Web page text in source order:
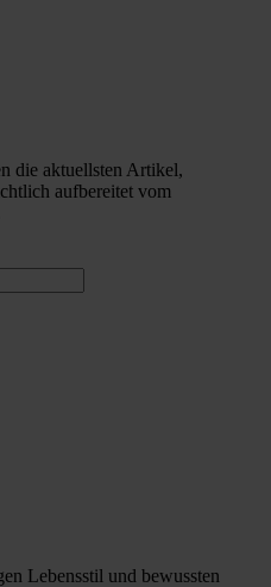
die aktuellsten Artikel,
aufbereitet vom
Lebensstil und bewussten